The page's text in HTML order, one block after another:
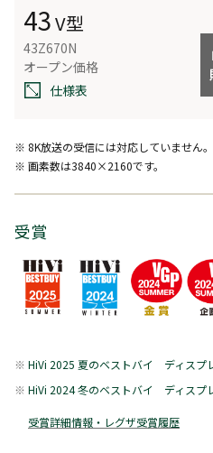
43V型
43Z670N
仕様表
オープン価格
※ 8K放送の受信には対応していません。
※ 画素数は3840×2160です。
受賞
HiVi 2025 夏のベストバイ ディスプ
HiVi 2024 冬のベストバイ ディスプ
受賞詳細情報・レグザ受賞履歴